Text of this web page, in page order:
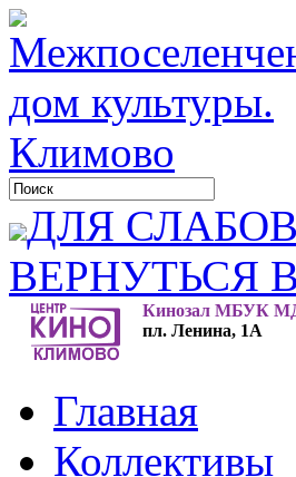
ДЛЯ
ВЕРНУТЬСЯ
Кинозал МБУК
пл. Ленина, 1А
Главная
Коллективы